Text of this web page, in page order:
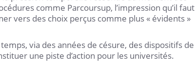
comme Parcoursup, l’impression qu’il faut
vers des choix perçus comme plus « évidents »
via des années de césure, des dispositifs de
une piste d’action pour les universités.